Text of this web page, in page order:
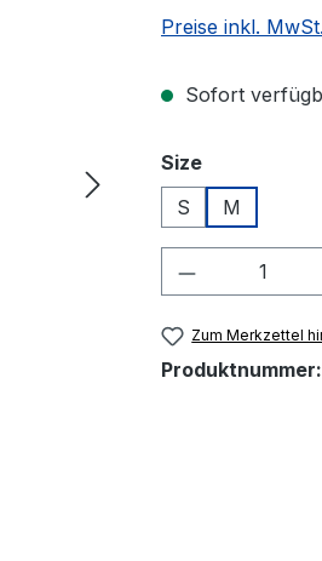
Preise inkl.
Sofort
Sizeauswählen
S
M
Produkt
Zum Merkzettel
Produktnummer: